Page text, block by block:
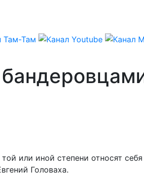
или иной степени относят
Головаха.